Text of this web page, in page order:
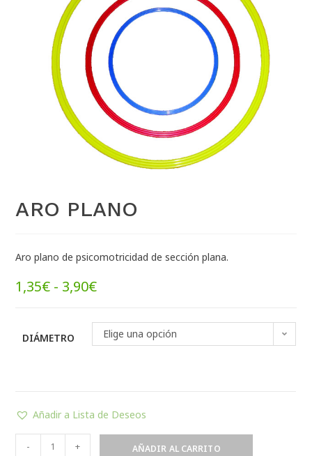
ARO PLANO
Aro plano de psicomotricidad de sección plana.
1,35€ - 3,90€
DIÁMETRO Elige una opción
Añadir a Lista de Deseos
- + AÑADIR AL CARRITO